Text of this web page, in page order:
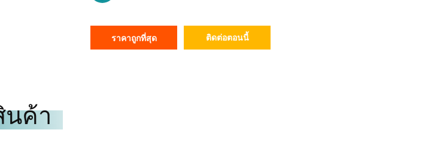
ราคาถูกที่สุด ติดต่อตอนนี้
นค้า